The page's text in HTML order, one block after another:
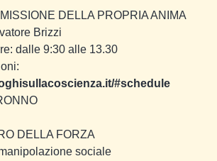
DELLA PROPRIA ANIMA
Brizzi
dalle 9:30 alle 13.30
#schedule
DELLA FORZA
sociale